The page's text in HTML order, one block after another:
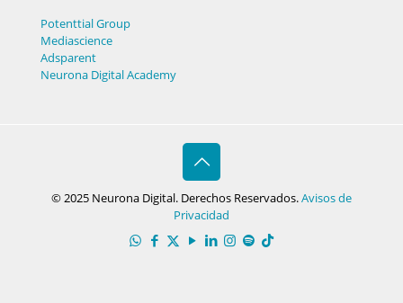
Potenttial Group
Mediascience
Adsparent
Neurona Digital Academy
© 2025 Neurona Digital. Derechos Reservados.Avisos de
Privacidad